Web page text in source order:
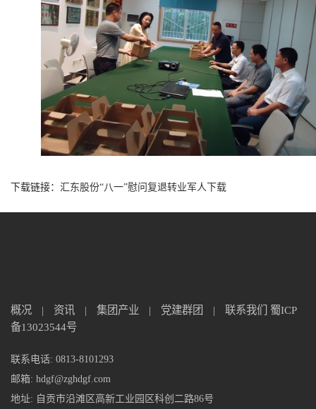
下载链接： 汇东股份“八一”慰问复退转业军人下载
概况 | 资讯 | 集团产业 | 党建群团 | 联系我们
蜀ICP
备13023544号
联系电话: 0813-8101293
邮箱: hdgf@zghdgf.com
地址: 自贡市沿滩区高新工业园区科创二路86号